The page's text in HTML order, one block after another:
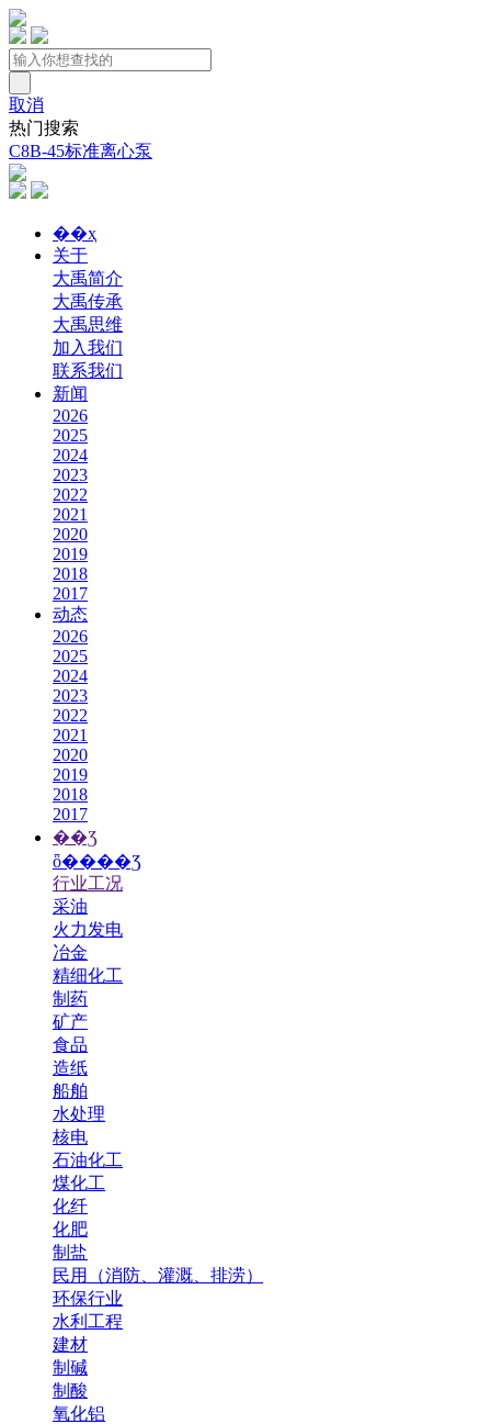
取消
热门搜索
C8B-45标准离心泵
��ҳ
关于
大禹简介
大禹传承
大禹思维
加入我们
联系我们
新闻
2026
2025
2024
2023
2022
2021
2020
2019
2018
2017
动态
2026
2025
2024
2023
2022
2021
2020
2019
2018
2017
��Ʒ
ȫ����Ʒ
行业工况
采油
火力发电
冶金
精细化工
制药
矿产
食品
造纸
船舶
水处理
核电
石油化工
煤化工
化纤
化肥
制盐
民用（消防、灌溉、排涝）
环保行业
水利工程
建材
制碱
制酸
氧化铝